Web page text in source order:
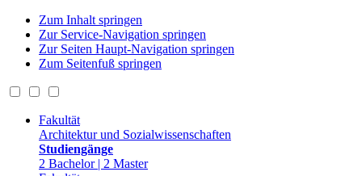
Zum Inhalt springen
Zur Service-Navigation springen
Zur Seiten Haupt-Navigation springen
Zum Seitenfuß springen
Fakultät
Architektur und Sozialwissenschaften
Studiengänge
2 Bachelor | 2 Master